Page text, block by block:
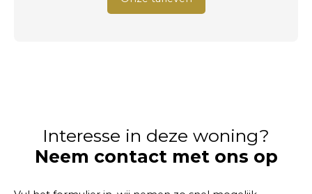
Interesse in deze woning?
Neem contact met ons op